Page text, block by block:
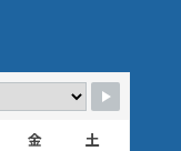
金 土